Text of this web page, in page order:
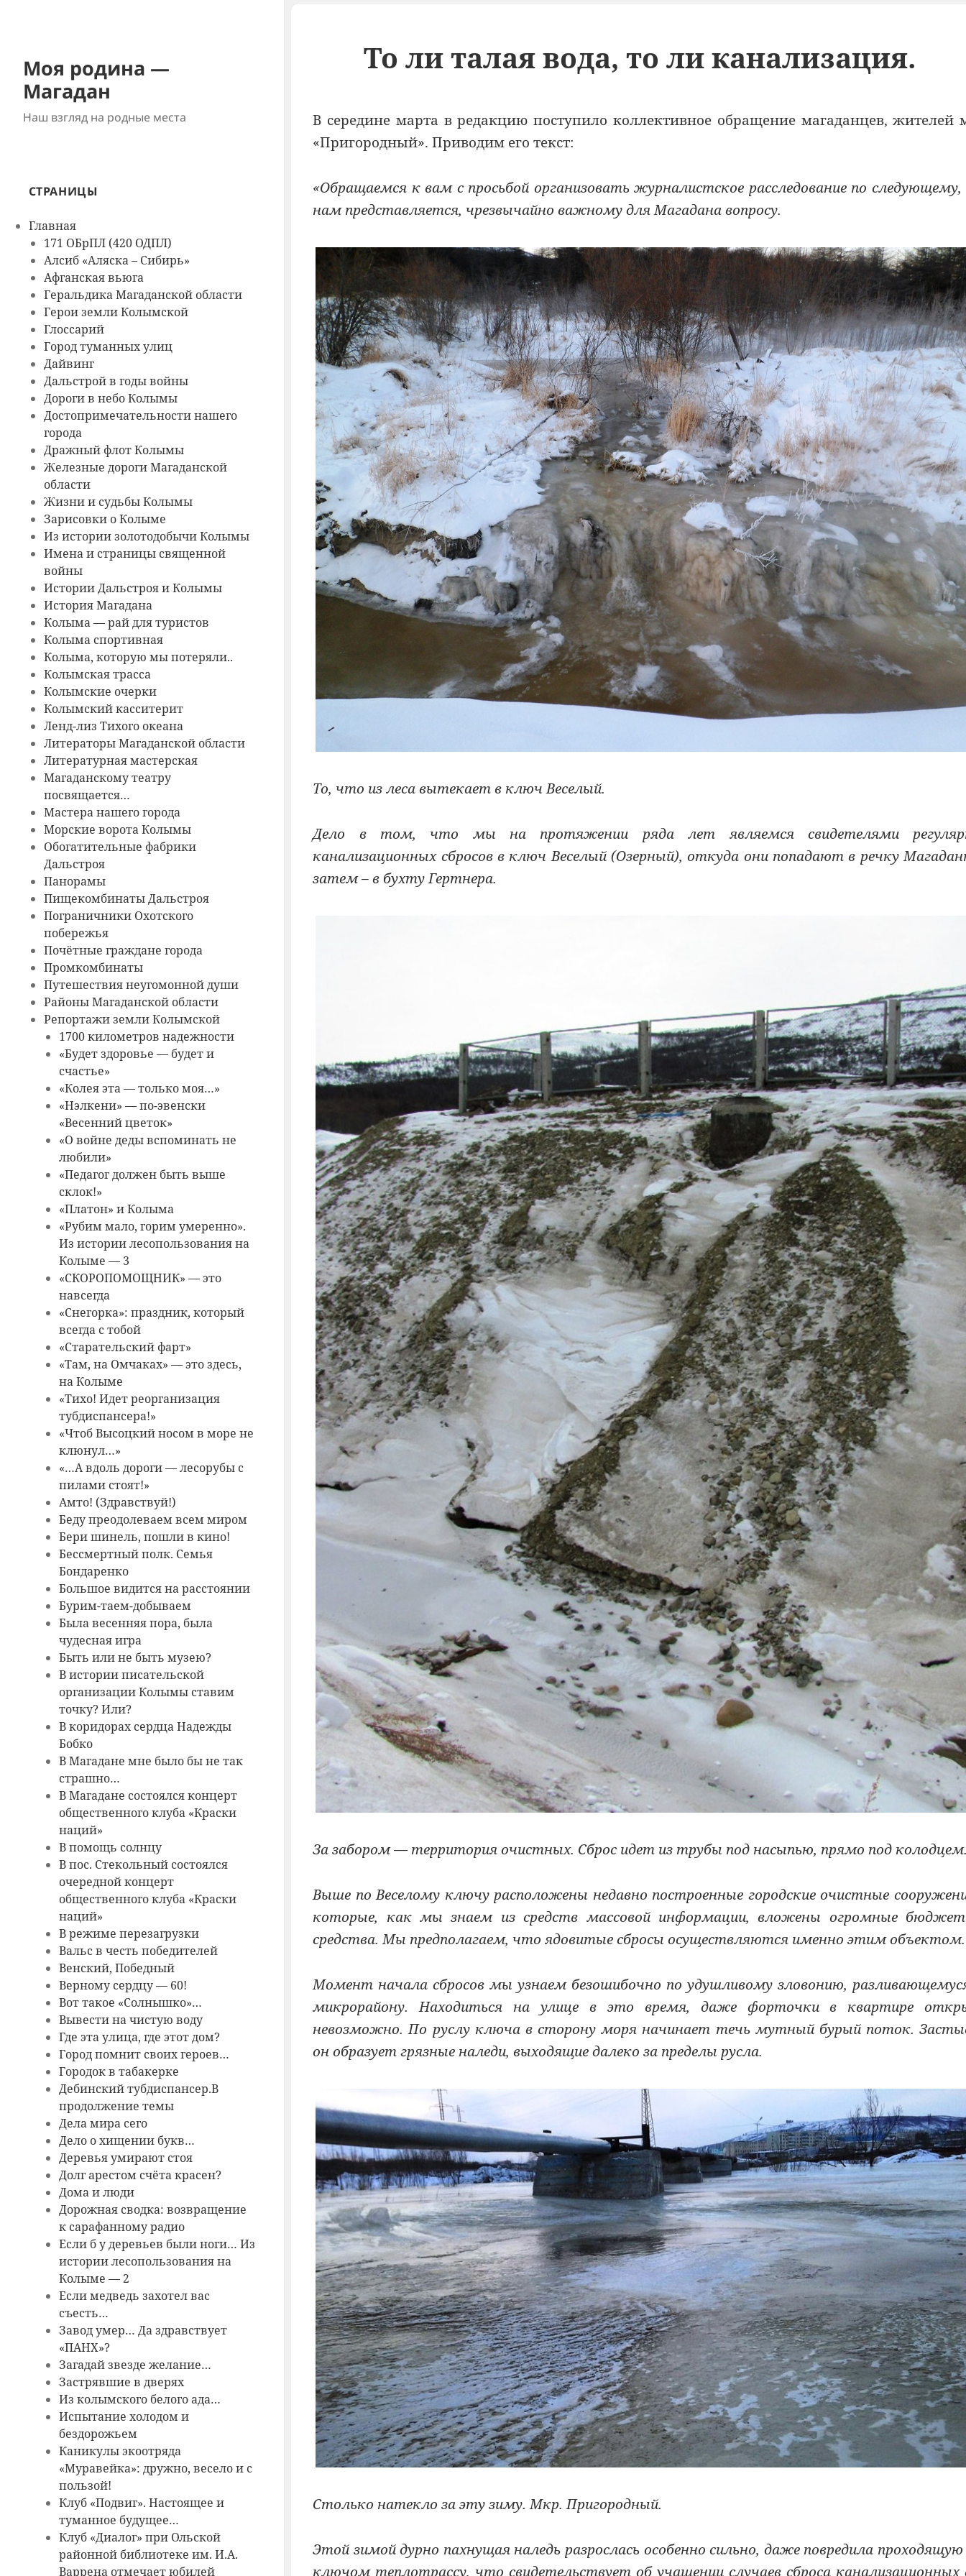
Моя родина —
Магадан
Наш взгляд на родные места
СТРАНИЦЫ
Главная
171 ОБрПЛ (420 ОДПЛ)
Алсиб «Аляска – Сибирь»
Афганская вьюга
Геральдика Магаданской области
Герои земли Колымской
Глоссарий
Город туманных улиц
Дайвинг
Дальстрой в годы войны
Дороги в небо Колымы
Достопримечательности нашего
города
Дражный флот Колымы
Железные дороги Магаданской
области
Жизни и судьбы Колымы
Зарисовки о Колыме
Из истории золотодобычи Колымы
Имена и страницы священной
войны
Истории Дальстроя и Колымы
История Магадана
Колыма — рай для туристов
Колыма спортивная
Колыма, которую мы потеряли..
Колымская трасса
Колымские очерки
Колымский касситерит
Ленд-лиз Тихого океана
Литераторы Магаданской области
Литературная мастерская
Магаданскому театру
посвящается…
Мастера нашего города
Морские ворота Колымы
Обогатительные фабрики
Дальстроя
Панорамы
Пищекомбинаты Дальстроя
Пограничники Охотского
побережья
Почётные граждане города
Промкомбинаты
Путешествия неугомонной души
Районы Магаданской области
Репортажи земли Колымской
1700 километров надежности
«Будет здоровье — будет и
счастье»
«Колея эта — только моя…»
«Нэлкени» — по-эвенски
«Весенний цветок»
«О войне деды вспоминать не
любили»
«Педагог должен быть выше
склок!»
«Платон» и Колыма
«Рубим мало, горим умеренно».
Из истории лесопользования на
Колыме — 3
«СКОРОПОМОЩНИК» — это
навсегда
«Снегорка»: праздник, который
всегда с тобой
«Старательский фарт»
«Там, на Омчаках» — это здесь,
на Колыме
«Тихо! Идет реорганизация
тубдиспансера!»
«Чтоб Высоцкий носом в море не
клюнул…»
«…А вдоль дороги — лесорубы с
пилами стоят!»
Амто! (Здравствуй!)
Беду преодолеваем всем миром
Бери шинель, пошли в кино!
Бессмертный полк. Семья
Бондаренко
Большое видится на расстоянии
Бурим-таем-добываем
Была весенняя пора, была
чудесная игра
Быть или не быть музею?
В истории писательской
организации Колымы ставим
точку? Или?
В коридорах сердца Надежды
Бобко
В Магадане мне было бы не так
страшно…
В Магадане состоялся концерт
общественного клуба «Краски
наций»
В помощь солнцу
В пос. Стекольный состоялся
очередной концерт
общественного клуба «Краски
наций»
В режиме перезагрузки
Вальс в честь победителей
Венский, Победный
Верному сердцу — 60!
Вот такое «Солнышко»…
Вывести на чистую воду
Где эта улица, где этот дом?
Город помнит своих героев…
Городок в табакерке
Дебинский тубдиспансер.В
продолжение темы
Дела мира сего
Дело о хищении букв…
Деревья умирают стоя
Долг арестом счёта красен?
Дома и люди
Дорожная сводка: возвращение
к сарафанному радио
Если б у деревьев были ноги… Из
истории лесопользования на
Колыме — 2
Если медведь захотел вас
съесть…
Завод умер… Да здравствует
«ПАНХ»?
Загадай звезде желание…
Застрявшие в дверях
Из колымского белого ада…
Испытание холодом и
бездорожьем
Каникулы экоотряда
«Муравейка»: дружно, весело и с
пользой!
Клуб «Подвиг». Настоящее и
туманное будущее…
Клуб «Диалог» при Ольской
районной библиотеке им. И.А.
Варрена отмечает юбилей
То ли талая вода, то ли канализация.
В середине марта в редакцию поступило коллективное обращение магаданцев, жителей
«Пригородный». Приводим его текст:
«Обращаемся к вам с просьбой организовать журналистское расследование по
нам представляется, чрезвычайно важному для Магадана вопросу.
То, что из леса вытекает в ключ Веселый.
Дело в том, что мы на протяжении ряда лет являемся свидетелями
канализационных сбросов в ключ Веселый (Озерный), откуда они попадают в речку
затем – в бухту Гертнера.
За забором — территория очистных. Сброс идет из трубы под насыпью, прямо под
Выше по Веселому ключу расположены недавно построенные городские очистные
которые, как мы знаем из средств массовой информации, вложены огромные
средства. Мы предполагаем, что ядовитые сбросы осуществляются именно этим объектом.
Момент начала сбросов мы узнаем безошибочно по удушливому зловонию,
микрорайону. Находиться на улице в это время, даже форточки в квартире
невозможно. По руслу ключа в сторону моря начинает течь мутный бурый поток.
он образует грязные наледи, выходящие далеко за пределы русла.
Столько натекло за эту зиму. Мкр. Пригородный.
Этой зимой дурно пахнущая наледь разрослась особенно сильно, даже повредила
ключом теплотрассу, что свидетельствует об учащении случаев сброса канализационных